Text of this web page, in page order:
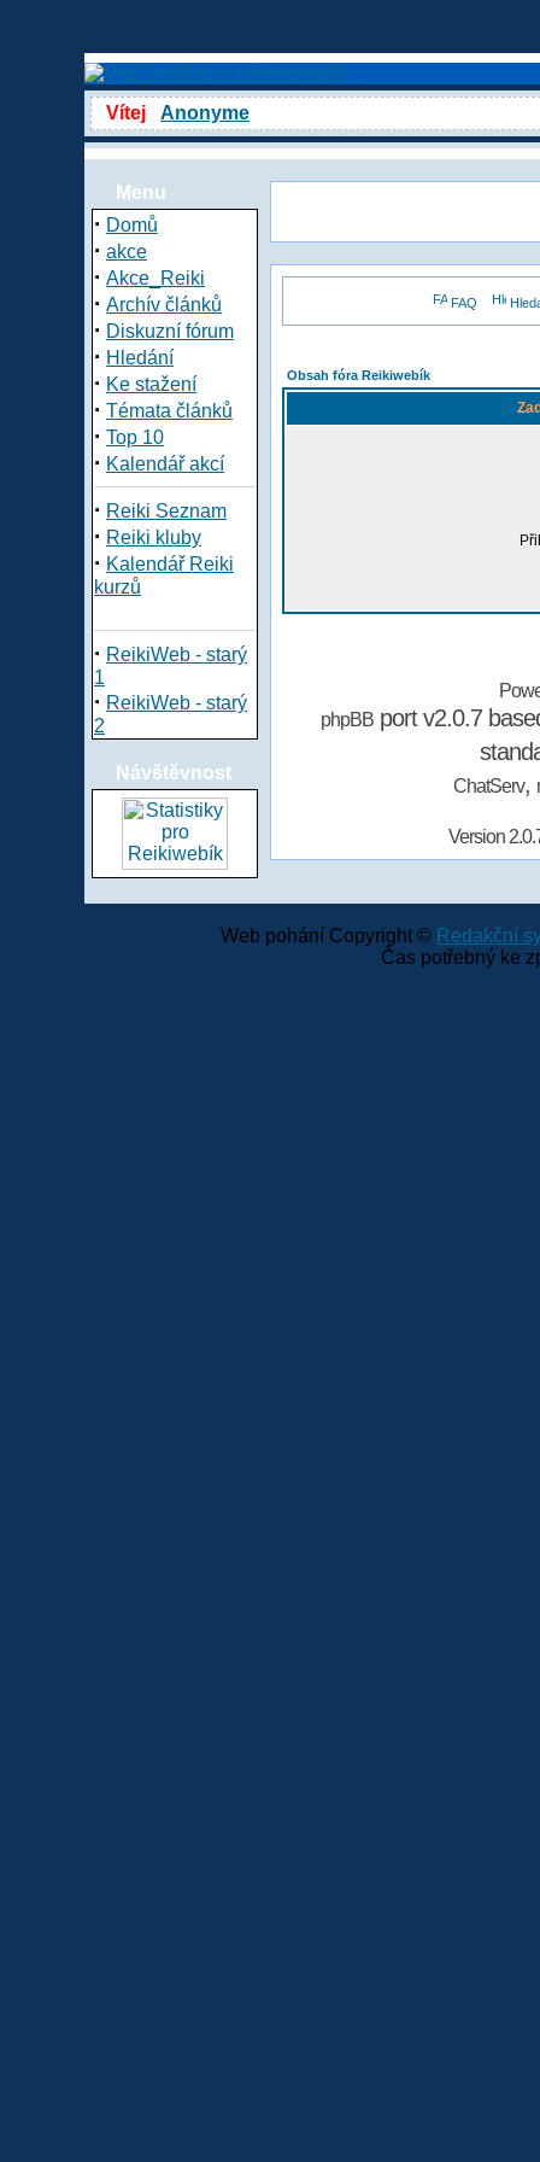
Vítej Anonyme
Menu
· Domů
· akce
· Akce_Reiki
· Archív článků
· Diskuzní fórum
· Hledání
· Ke stažení
· Témata článků
· Top 10
· Kalendář akcí
· Reiki Seznam
· Reiki kluby
· Kalendář Reiki
kurzů
· ReikiWeb - starý
1
· ReikiWeb - starý
2
Návštěvnost
FAQ
Obsah fóra Reikiwebík
phpBBport v2.0.7
ChatServ,
Version
Web pohání Copyright © Redakční
Čas potřebný ke